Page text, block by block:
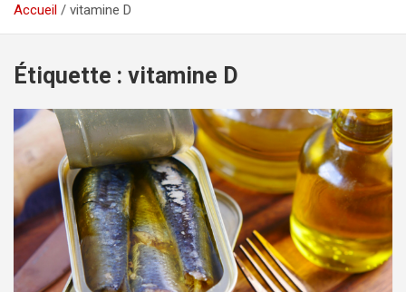
Accueil vitamine D
Étiquette : vitamine D